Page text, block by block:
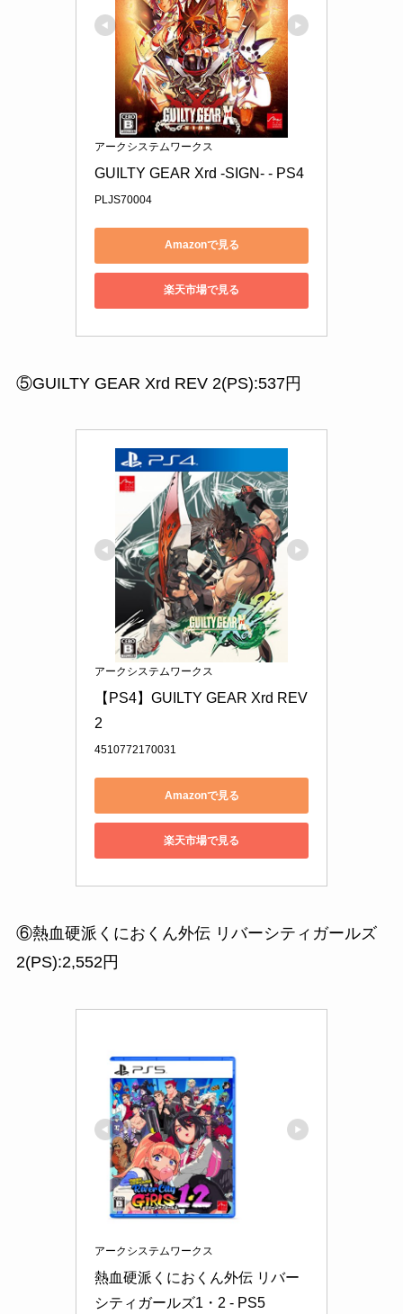
アークシステムワークス
GUILTY GEAR Xrd -SIGN- - PS4
PLJS70004
Amazonで見る
楽天市場で見る
⑤GUILTY GEAR Xrd REV 2(PS):537円
アークシステムワークス
【PS4】GUILTY GEAR Xrd REV
2
4510772170031
Amazonで見る
楽天市場で見る
⑥熱血硬派くにおくん外伝 リバーシティガールズ
2(PS):2,552円
アークシステムワークス
熱血硬派くにおくん外伝 リバー
シティガールズ1・2 - PS5